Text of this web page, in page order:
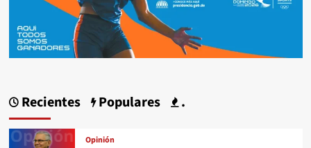
Recientes Populares .
Opinión